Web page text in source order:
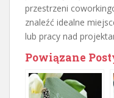
przestrzeni
znaleźć idealne
lub pracy nad
Powiązane